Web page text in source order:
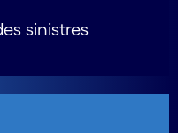
sinistres